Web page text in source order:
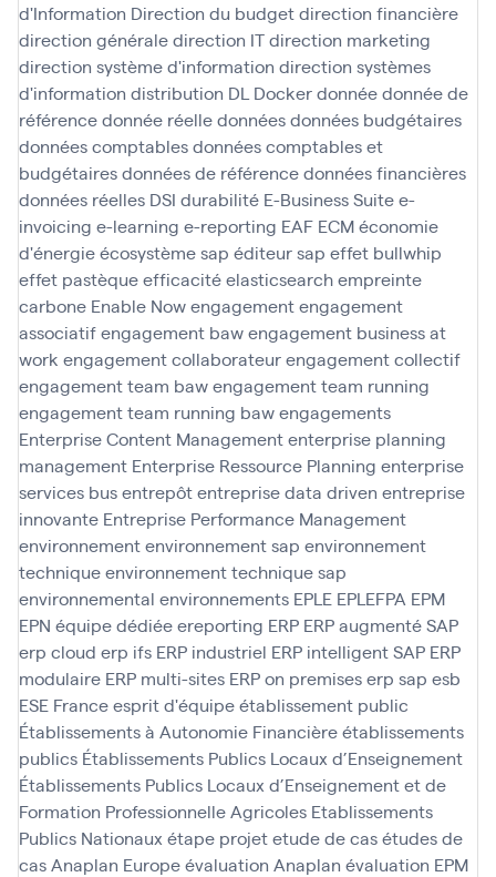
d'Information Direction du budgetdirection financière
direction généraledirection ITdirection marketing
direction système d'information direction systèmes
d'information distribution DL Dockerdonnéedonnée de
référencedonnée réelledonnéesdonnées budgétaires
données comptablesdonnées comptables et
budgétairesdonnées de référencedonnées financières
données réelles DSI durabilité E-Business Suitee-
invoicing e-learning e-reporting EAF ECMéconomie
d'énergieécosystème sap éditeur sap effet bullwhip
effet pastèqueefficacitéelasticsearchempreinte
carbone Enable Nowengagementengagement
associatifengagement bawengagement business at
work engagement collaborateurengagement collectif
engagement team bawengagement team running
engagement team running bawengagements
Enterprise Content Managemententerprise planning
management Enterprise Ressource Planning enterprise
services busentrepôtentreprise data driven entreprise
innovante Entreprise Performance Management
environnementenvironnement sap environnement
techniqueenvironnement technique sap
environnemental environnements EPLE EPLEFPA EPM
EPN équipe dédiéeereporting ERP ERP augmenté SAP
erp cloud erp ifs ERP industriel ERP intelligent SAP ERP
modulaire ERP multi-sites ERP on premiseserp sap esb
ESE Franceesprit d'équipeétablissement public
Établissements à Autonomie Financièreétablissements
publics Établissements Publics Locaux d’Enseignement
Établissements Publics Locaux d’Enseignement et de
Formation Professionnelle Agricoles Etablissements
Publics Nationaux étape projetetude de casétudes de
cas Anaplan Europeévaluation Anaplan évaluation EPM